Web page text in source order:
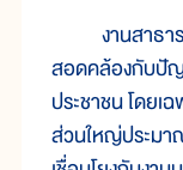
งานสาธารณ
สอดคล้องกับปัญ
ประชาชน โดยเ
ส่วนใหญ่ประมา